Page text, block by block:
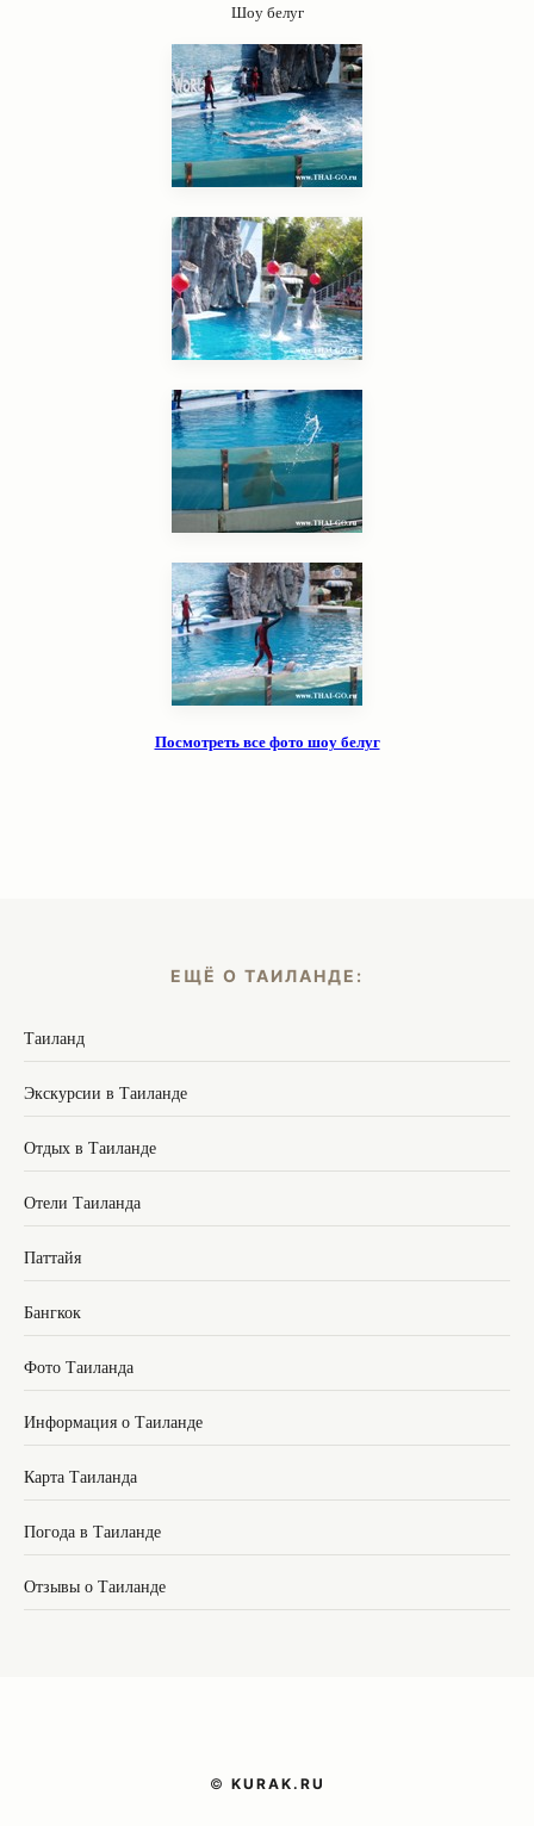
Шоу белуг
Посмотреть все фото шоу белуг
ЕЩЁ О ТАИЛАНДЕ:
Таиланд
Экскурсии в Таиланде
Отдых в Таиланде
Отели Таиланда
Паттайя
Бангкок
Фото Таиланда
Информация о Таиланде
Карта Таиланда
Погода в Таиланде
Отзывы о Таиланде
© KURAK.RU